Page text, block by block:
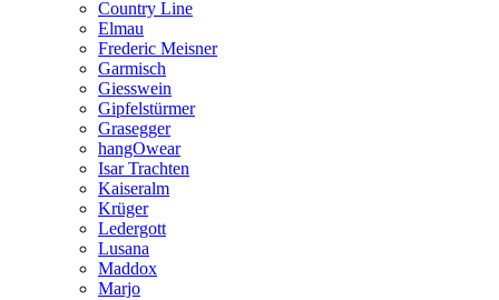
Country Line
Elmau
Frederic Meisner
Garmisch
Giesswein
Gipfelstürmer
Grasegger
hangOwear
Isar Trachten
Kaiseralm
Krüger
Ledergott
Lusana
Maddox
Marjo